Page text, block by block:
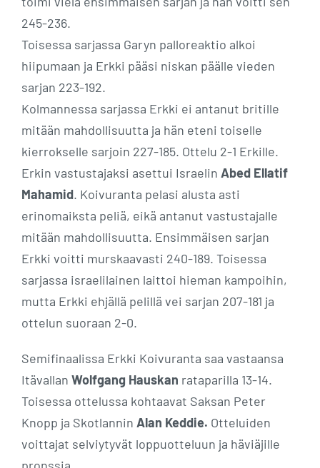
245-236.
Toisessa sarjassa Garyn palloreaktio alkoi
hiipumaan ja Erkki pääsi niskan päälle vieden
sarjan 223-192.
Kolmannessa sarjassa Erkki ei antanut britille
mitään mahdollisuutta ja hän eteni toiselle
kierrokselle sarjoin 227-185. Ottelu 2-1 Erkille.
Erkin vastustajaksi asettui Israelin Abed Ellatif
Mahamid. Koivuranta pelasi alusta asti
erinomaiksta peliä, eikä antanut vastustajalle
mitään mahdollisuutta. Ensimmäisen sarjan
Erkki voitti murskaavasti 240-189. Toisessa
sarjassa israelilainen laittoi hieman kampoihin,
mutta Erkki ehjällä pelillä vei sarjan 207-181 ja
ottelun suoraan 2-0.
Semifinaalissa Erkki Koivuranta saa vastaansa
Itävallan Wolfgang Hauskan rataparilla 13-14.
Toisessa ottelussa kohtaavat Saksan Peter
Knopp ja Skotlannin Alan Keddie. Otteluiden
voittajat selviytyvät loppuotteluun ja häviäjille